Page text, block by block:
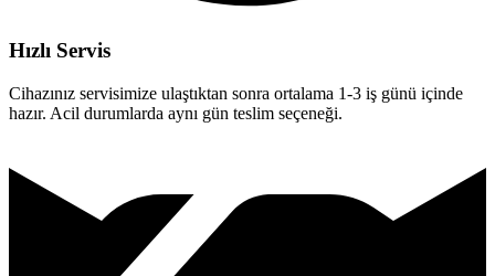
Hızlı Servis
Cihazınız servisimize ulaştıktan sonra ortalama 1-3 iş günü içinde
hazır. Acil durumlarda aynı gün teslim seçeneği.